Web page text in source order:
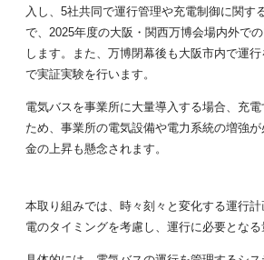
入し、5社共同で運行管理や充電制御に関す
で、2025年度の大阪・関西万博会場内外で
します。また、万博閉幕後も大阪市内で運
で実証実験を行います。
電気バスを事業所に大量導入する場合、充
ため、事業所の電気設備や電力系統の増強
金の上昇も懸念されます。
本取り組みでは、時々刻々と変化する運行
電のタイミングを考慮し、運行に必要となる